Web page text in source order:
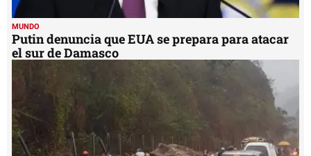
MUNDO
Putin denuncia que EUA se prepara para atacar
el sur de Damasco